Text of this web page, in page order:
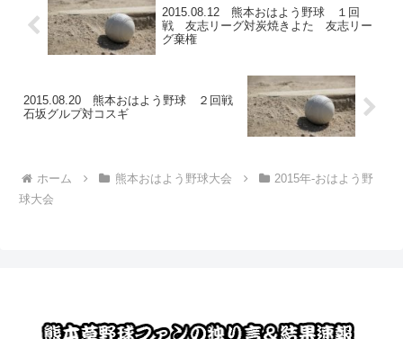
2015.08.12 熊本おはよう野球 １回
戦 友志リーグ対炭焼きよた 友志リー
グ棄権
2015.08.20 熊本おはよう野球 ２回戦
石坂グルプ対コスギ
ホーム 熊本おはよう野球大会
2015年-おはよう野
球大会